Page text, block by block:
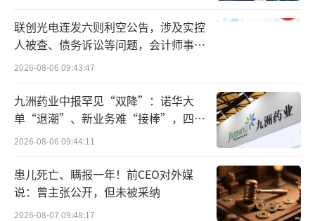
中信证券在创下历史首次全年净利润突破3
00亿元的纪录之际，却遭遇第二大股东减持。
近日，越秀资本发布公告称，公司及其控
股子公司拟通过二级市场出售所持不超过中信
证券总股本1%的股份。目前越秀资本合计持有
中信证券12.66亿股，约占总股本的8.54%。其
中，A股为9.03亿股（占6.09%），H股为3.63
亿股（占2.45%）。若按1月19日中信证券A股
收盘价计算，1%股权对应的市值约为41.36亿
联创光电连发六则利空公告，涉及实控
人被查、债务诉讼等问题，会计师事务
所曾出具“保留意见”
2026-08-06 09:43:47
九洲药业中报罕见“双降”：诺华大
单“退潮”、新业务难“接棒”，四大
难关待闯
2026-08-06 09:44:11
患儿死亡、瞒报一年！前CEO对外媒
说：曾主张公开，但未被采纳
2026-08-07 09:48:17